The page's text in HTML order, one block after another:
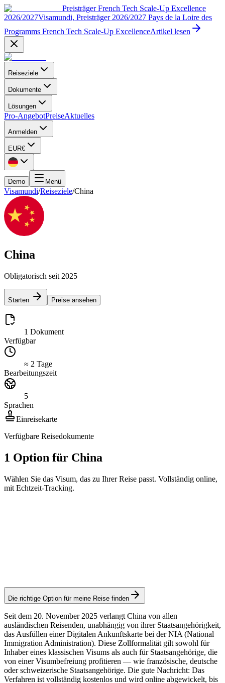
Preisträger French Tech Scale-Up Excellence
2026/2027Visamundi, Preisträger 2026/2027 Pays de la Loire des
Programms French Tech Scale-Up ExcellenceArtikel lesen
Reiseziele
Dokumente
Lösungen
Pro-AngebotPreiseAktuelles
Anmelden
EUR€
Demo Menü
Visamundi/Reiseziele/China
China
Obligatorisch seit 2025
Starten Preise ansehen
1 Dokument
Verfügbar
≈ 2 Tage
Bearbeitungszeit
5
Sprachen
Einreisekarte
Verfügbare Reisedokumente
1 Option für China
Wählen Sie das Visum, das zu Ihrer Reise passt. Vollständig online,
mit Echtzeit-Tracking.
Die richtige Option für meine Reise finden
Seit dem 20. November 2025 verlangt China von allen
ausländischen Reisenden, unabhängig von ihrer Staatsangehörigkeit,
das Ausfüllen einer Digitalen Ankunftskarte bei der NIA (National
Immigration Administration). Diese Zollformalität gilt sowohl für
Inhaber eines klassischen Visums als auch für Staatsangehörige, die
von einer Visumbefreiung profitieren — wie französische, deutsche
oder schweizerische Staatsangehörige. Die gute Nachricht: Das
Verfahren ist vollständig kostenlos und wird online abgewickelt, bis